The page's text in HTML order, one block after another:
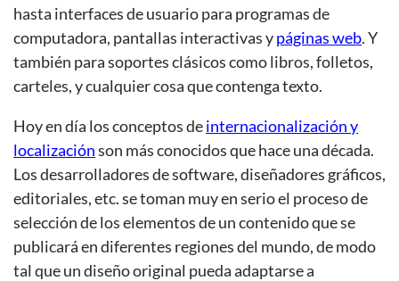
hasta interfaces de usuario para programas de
computadora, pantallas interactivas ypáginas web. Y
también para soportes clásicos como libros, folletos,
carteles, y cualquier cosa que contenga texto.
Hoy en día los conceptos deinternacionalización y
localizaciónson más conocidos que hace una década.
Los desarrolladores de software, diseñadores gráficos,
editoriales, etc. se toman muy en serio el proceso de
selección de los elementos de un contenido que se
publicará en diferentes regiones del mundo, de modo
tal que un diseño original pueda adaptarse a